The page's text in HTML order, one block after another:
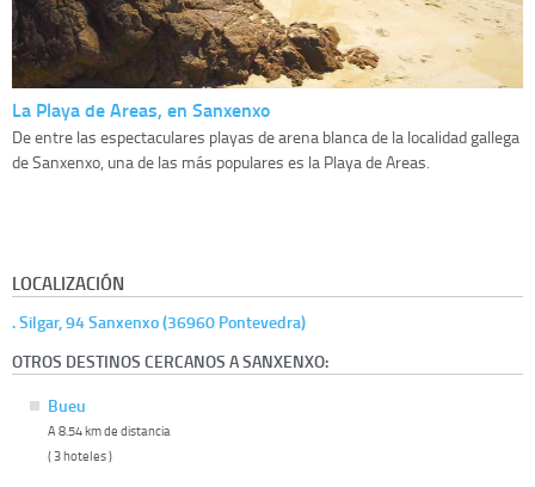
La Playa de Areas, en Sanxenxo
De entre las espectaculares playas de arena blanca de la localidad gallega
de Sanxenxo, una de las más populares es la Playa de Areas.
LOCALIZACIÓN
. Silgar, 94 Sanxenxo (36960 Pontevedra)
OTROS DESTINOS CERCANOS A SANXENXO:
Bueu
A 8.54 km de distancia
( 3 hoteles )